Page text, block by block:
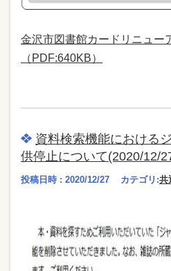
金沢市図書館カードリニュー
（PDF:640KB）
資料検索機能における
供停止について(2020/12/
投稿日時 : 2020/12/27 カテゴリ:共